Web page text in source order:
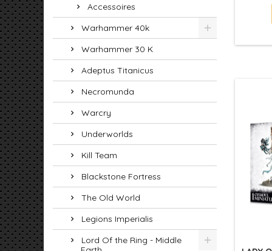
Accessoires
Warhammer 40k
Warhammer 30 K
Adeptus Titanicus
Necromunda
Warcry
Underworlds
Kill Team
Blackstone Fortress
The Old World
Legions Imperialis
Lord Of the Ring - Middle